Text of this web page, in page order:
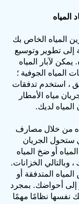
المياه الخاص بك
إلى تطوير وتوسيع
لآبار المياه
المياه الجوفية ؛
، استخدم تدفقات
مياه الأمطار
لديك.
من خلال مصارف
ستحول الجريان
أو ضخ المياه
وبالتالي الخزانات.
المتدفقة أو
إلى أحواضك. بمجرد
نفسها نظامًا مهمًا